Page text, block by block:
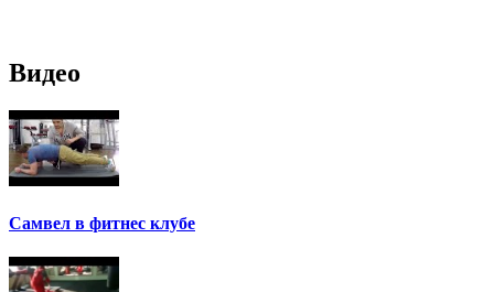
Видео
Самвел в фитнес клубе